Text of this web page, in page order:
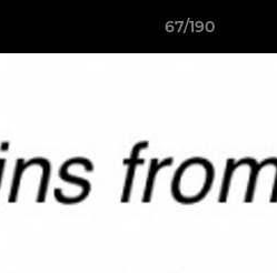
67/190